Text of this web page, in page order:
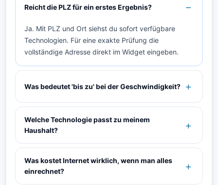
Reicht die PLZ für ein erstes Ergebnis?
Ja. Mit PLZ und Ort siehst du sofort verfügbare
Technologien. Für eine exakte Prüfung die
vollständige Adresse direkt im Widget eingeben.
Was bedeutet 'bis zu' bei der Geschwindigkeit?
Welche Technologie passt zu meinem
Haushalt?
Was kostet Internet wirklich, wenn man alles
einrechnet?